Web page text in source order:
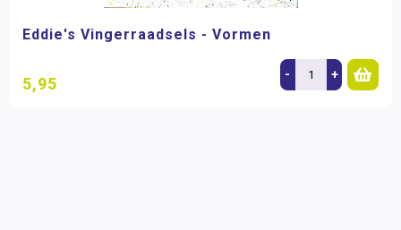
Eddie's Vingerraadsels - Vormen
5,95 - +